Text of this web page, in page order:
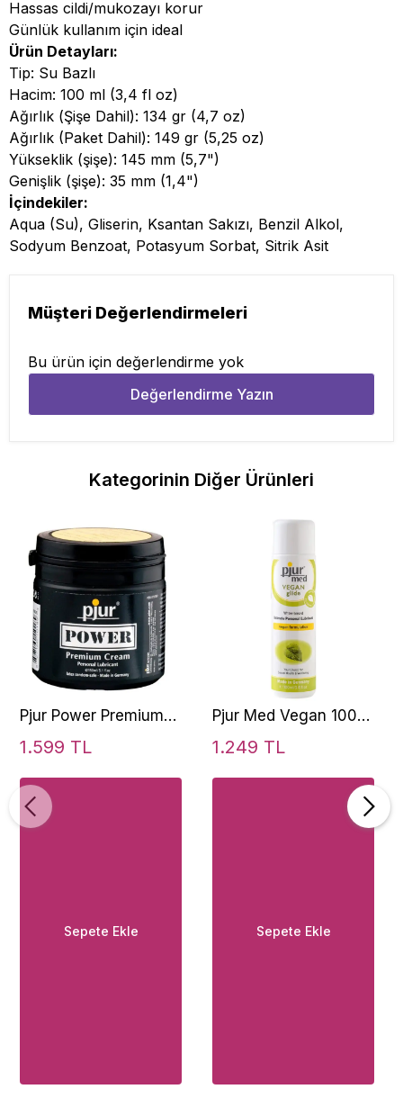
Hassas cildi/mukozayı korur
Günlük kullanım için ideal
Ürün Detayları:
Tip: Su Bazlı
Hacim: 100 ml (3,4 fl oz)
Ağırlık (Şişe Dahil): 134 gr (4,7 oz)
Ağırlık (Paket Dahil): 149 gr (5,25 oz)
Yükseklik (şişe): 145 mm (5,7")
Genişlik (şişe): 35 mm (1,4")
İçindekiler:
Aqua (Su), Gliserin, Ksantan Sakızı, Benzil Alkol,
Sodyum Benzoat, Potasyum Sorbat, Sitrik Asit
Müşteri Değerlendirmeleri
Bu ürün için değerlendirme yok
Değerlendirme Yazın
Kategorinin Diğer Ürünleri
Pjur Power Premium
Cream 150 Ml
1.599 TL
Sepete Ekle
Pjur Med Vegan 100
ml Cilt Hassasiyetli
1.249 TL
Sepete Ekle